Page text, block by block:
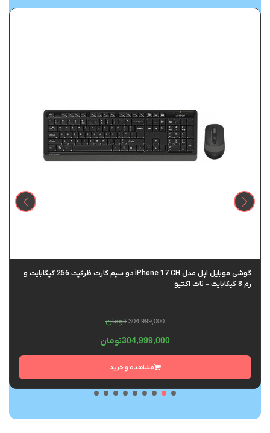
گوشی موبایل اپل مدل iPhone 17 CH دو سیم کارت ظرفیت 256 گیگابایت و
رم 8 گیگابایت – نات اکتیو
304,999,000 تومان
304,999,000تومان
مشاهده و خرید